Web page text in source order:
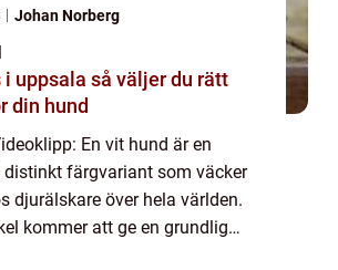
Johan Norberg
så väljer du rätt
din hund
En vit hund är en
distinkt färgvariant som väcker
djurälskare över hela världen.
kommer att ge en grundlig